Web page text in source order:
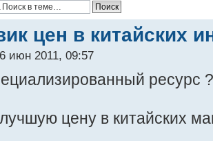
цен в китайских
июн 2011, 09:57
ресурс ?
цену в китайских